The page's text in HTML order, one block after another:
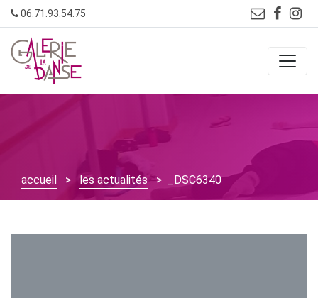
Skip
to
content
06.71.93.54.75
accueil > les actualités > _DSC6340